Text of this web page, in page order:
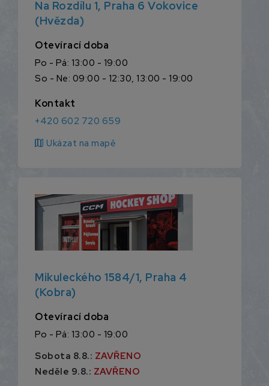
Na Rozdílu 1, Praha 6 Vokovice
(Hvězda)
Otevírací doba
Po - Pá: 13:00 - 19:00
So - Ne: 09:00 - 12:30, 13:00 - 19:00
Kontakt
+420 602 720 659
map Ukázat na mapě
Mikuleckého 1584/1, Praha 4
(Kobra)
Otevírací doba
Po - Pá: 13:00 - 19:00
Sobota 8.8.: ZAVŘENO
Neděle 9.8.: ZAVŘENO